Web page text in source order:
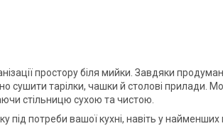
простору біля мийки. Завдяки
сушити тарілки, чашки й столові прилади.
стільницю сухою та чистою.
під потреби вашої кухні, навіть у